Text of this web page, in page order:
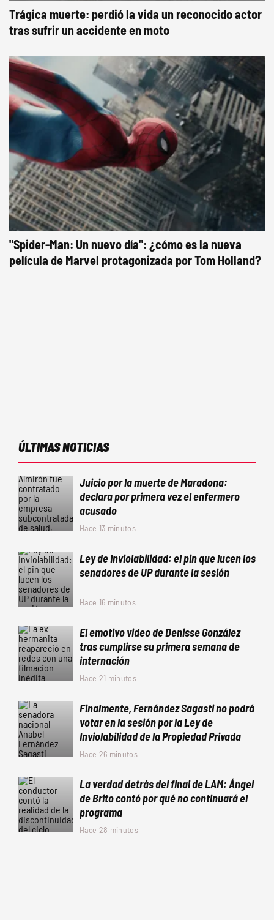
Trágica muerte: perdió la vida un reconocido actor
tras sufrir un accidente en moto
"Spider-Man: Un nuevo día": ¿cómo es la nueva
película de Marvel protagonizada por Tom Holland?
ÚLTIMAS NOTICIAS
Juicio por la muerte de Maradona:
declara por primera vez el enfermero
acusado
Hace 13 minutos
Ley de Inviolabilidad: el pin que lucen los
senadores de UP durante la sesión
Hace 16 minutos
El emotivo video de Denisse González
tras cumplirse su primera semana de
internación
Hace 21 minutos
Finalmente, Fernández Sagasti no podrá
votar en la sesión por la Ley de
Inviolabilidad de la Propiedad Privada
Hace 26 minutos
La verdad detrás del final de LAM: Ángel
de Brito contó por qué no continuará el
programa
Hace 28 minutos